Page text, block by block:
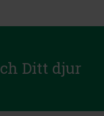
Ditt djur